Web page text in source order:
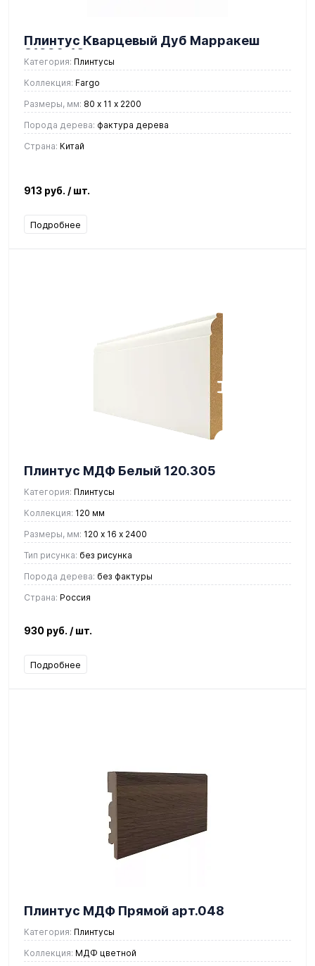
Плинтус Кварцевый Дуб Марракеш
81996-10
Категория: Плинтусы
Коллекция: Fargo
Размеры, мм: 80 х 11 х 2200
Порода дерева: фактура дерева
Страна: Китай
913 руб. / шт.
Подробнее
Плинтус МДФ Белый 120.305
Категория: Плинтусы
Коллекция: 120 мм
Размеры, мм: 120 х 16 х 2400
Тип рисунка: без рисунка
Порода дерева: без фактуры
Страна: Россия
930 руб. / шт.
Подробнее
Плинтус МДФ Прямой арт.048
Категория: Плинтусы
Коллекция: МДФ цветной